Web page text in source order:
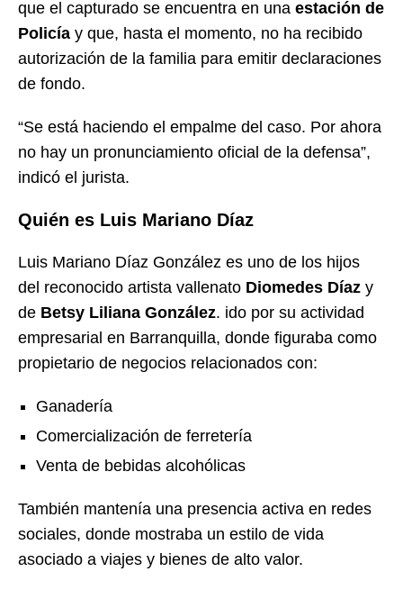
que el capturado se encuentra en una estación de
Policía y que, hasta el momento, no ha recibido
autorización de la familia para emitir declaraciones
de fondo.
“Se está haciendo el empalme del caso. Por ahora
no hay un pronunciamiento oficial de la defensa”,
indicó el jurista.
Quién es Luis Mariano Díaz
Luis Mariano Díaz González es uno de los hijos
del reconocido artista vallenato Diomedes Díaz y
de Betsy Liliana González. ido por su actividad
empresarial en Barranquilla, donde figuraba como
propietario de negocios relacionados con:
Ganadería
Comercialización de ferretería
Venta de bebidas alcohólicas
También mantenía una presencia activa en redes
sociales, donde mostraba un estilo de vida
asociado a viajes y bienes de alto valor.